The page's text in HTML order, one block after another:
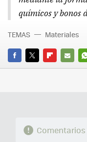
químicos y bonos
FACEBOOK
TWITTERFLIPBOARD
E-
TEMAS Materiales